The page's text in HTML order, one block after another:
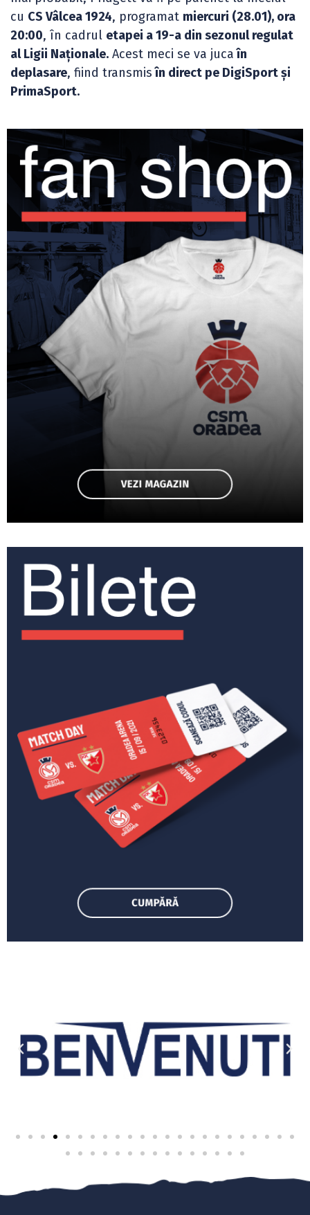
cu CS Vâlcea 1924, programat miercuri (28.01), ora
20:00, în cadrul etapei a 19-a din sezonul regulat
al Ligii Naționale. Acest meci se va jucaîn
deplasare, fiind transmisîn direct pe DigiSport și
PrimaSport.